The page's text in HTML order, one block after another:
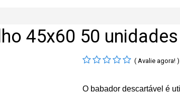
45x60 50 unidades
( Avalie agora! )
O babador descartável é